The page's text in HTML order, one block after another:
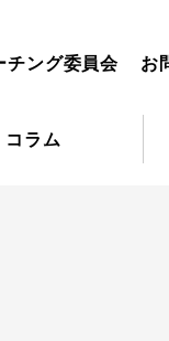
チング委員会 お
コラム